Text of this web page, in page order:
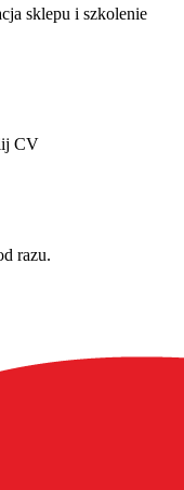
sklepu i szkolenie
CV
razu.